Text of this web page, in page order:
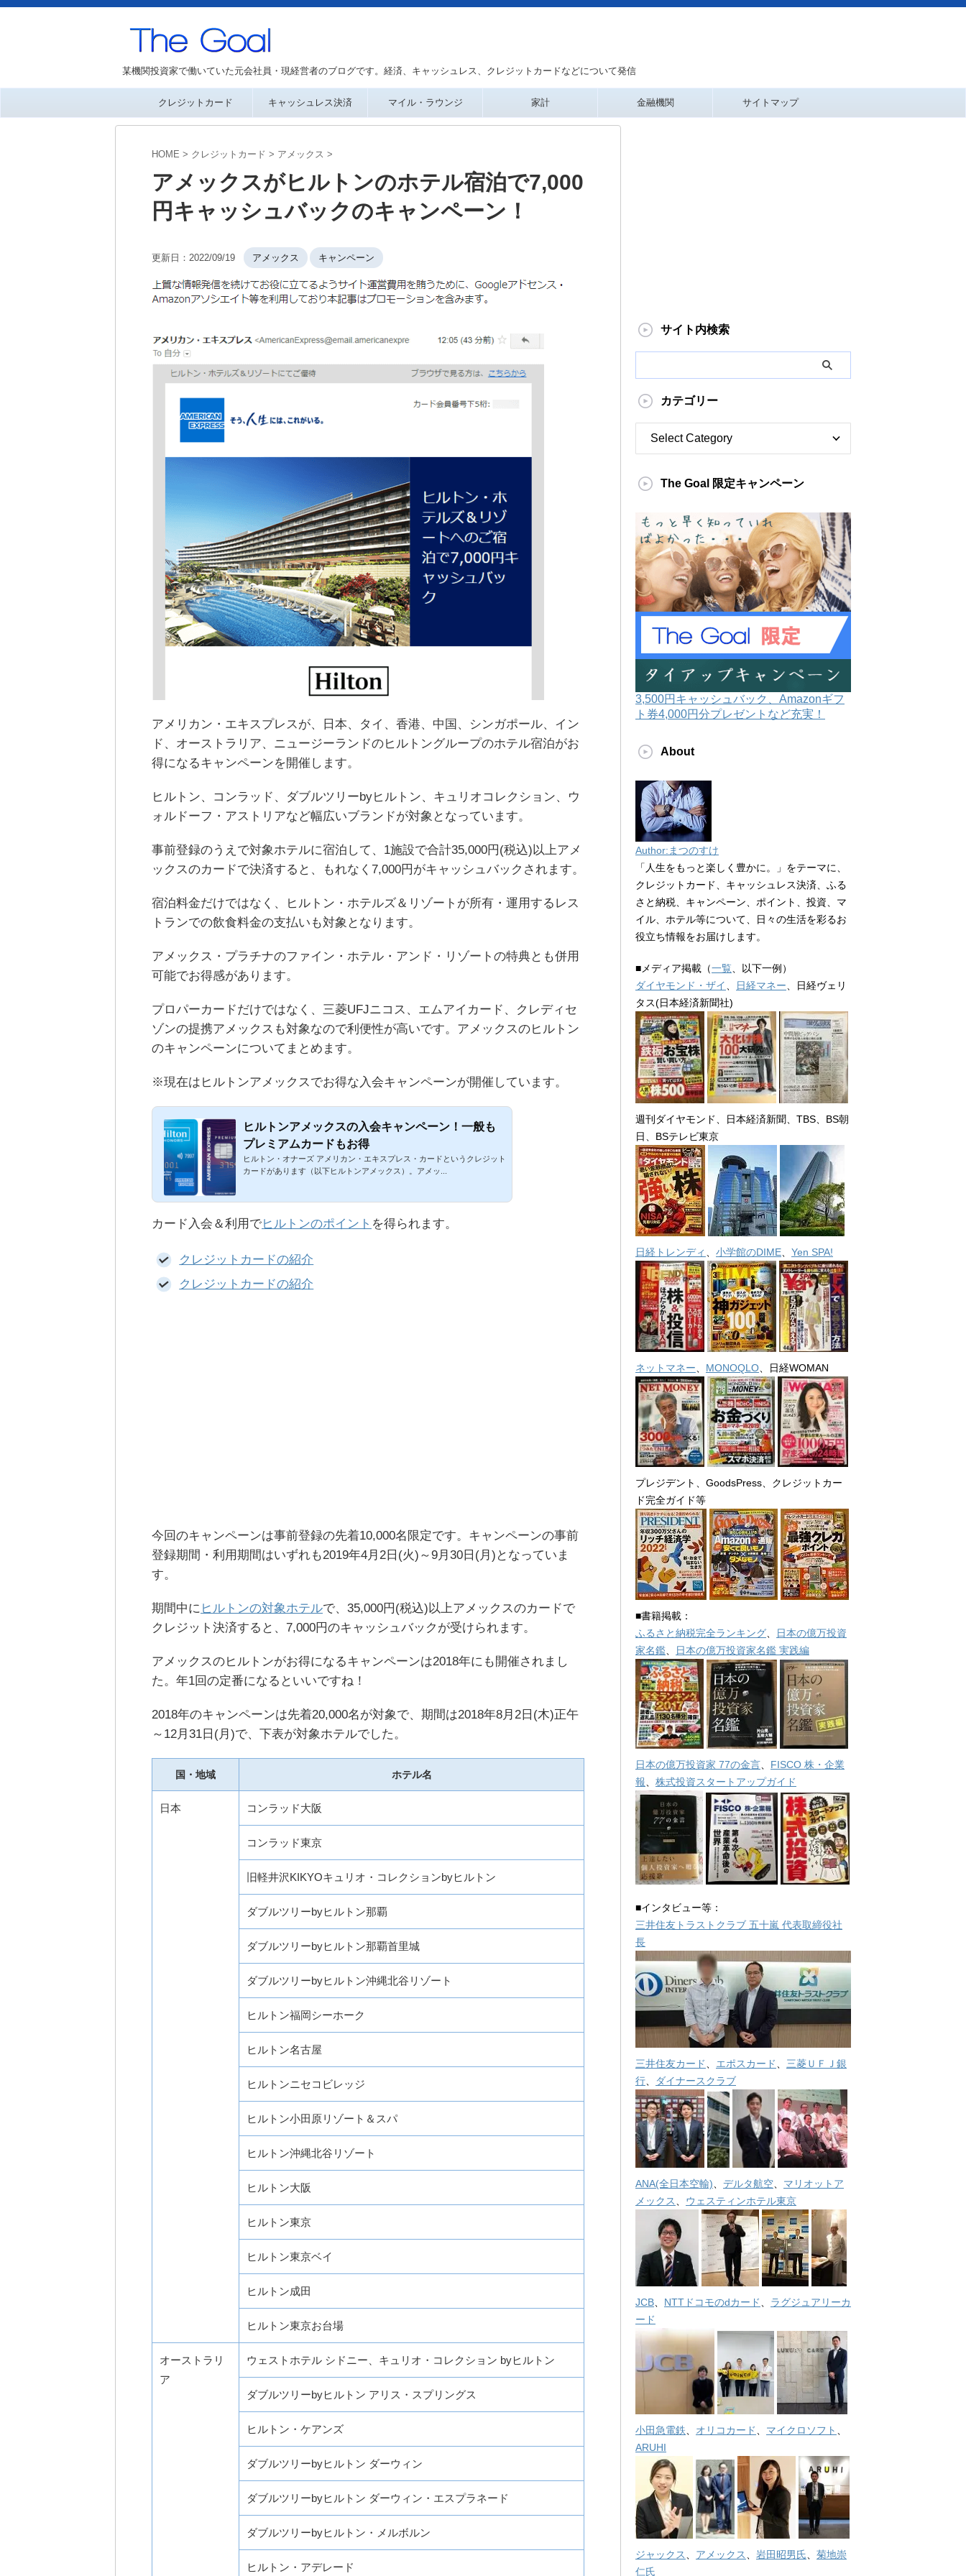
某機関投資家で働いていた元会社員・現経営者のブログです。経済、キャッシュレス、クレジットカードなどについて発信
クレジットカード キャッシュレス決済 マイル・ラウンジ 家計 金融機関 サイトマップ
HOME > クレジットカード > アメックス >
アメックスがヒルトンのホテル宿泊で7,000
円キャッシュバックのキャンペーン！
更新日： 2022/09/19 アメックス キャンペーン
アメリカン・エキスプレスが、日本、タイ、香港、中国、シンガポール、イン
ド、オーストラリア、ニュージーランドのヒルトングループのホテル宿泊がお
得になるキャンペーンを開催します。
ヒルトン、コンラッド、ダブルツリーbyヒルトン、キュリオコレクション、ウ
ォルドーフ・アストリアなど幅広いブランドが対象となっています。
事前登録のうえで対象ホテルに宿泊して、1施設で合計35,000円(税込)以上アメ
ックスのカードで決済すると、もれなく7,000円がキャッシュバックされます。
宿泊料金だけではなく、ヒルトン・ホテルズ＆リゾートが所有・運用するレス
トランでの飲食料金の支払いも対象となります。
アメックス・プラチナのファイン・ホテル・アンド・リゾートの特典とも併用
可能でお得感があります。
プロパーカードだけではなく、三菱UFJニコス、エムアイカード、クレディセ
ゾンの提携アメックスも対象なので利便性が高いです。アメックスのヒルトン
のキャンペーンについてまとめます。
※現在はヒルトンアメックスでお得な入会キャンペーンが開催しています。
ヒルトンアメックスの入会キャンペーン！一般も
プレミアムカードもお得
ヒルトン・オナーズ アメリカン・エキスプレス・カードというクレジット
カードがあります（以下ヒルトンアメックス）。アメッ...
カード入会＆利用でヒルトンのポイント を得られます。
クレジットカードの紹介
クレジットカードの紹介
今回のキャンペーンは事前登録の先着10,000名限定です。キャンペーンの事前
登録期間・利用期間はいずれも2019年4月2日(火)～9月30日(月)となっていま
す。
期間中に ヒルトンの対象ホテルで、35,000円(税込)以上アメックスのカードで
クレジット決済すると、7,000円のキャッシュバックが受けられます。
アメックスのヒルトンがお得になるキャンペーンは2018年にも開催されまし
た。年1回の定番になるといいですね！
2018年のキャンペーンは先着20,000名が対象で、期間は2018年8月2日(木)正午
～12月31日(月)で、下表が対象ホテルでした。
国・地域 ホテル名
日本 コンラッド大阪
コンラッド東京
旧軽井沢KIKYOキュリオ・コレクションbyヒルトン
ダブルツリーbyヒルトン那覇
ダブルツリーbyヒルトン那覇首里城
ダブルツリーbyヒルトン沖縄北谷リゾート
ヒルトン福岡シーホーク
ヒルトン名古屋
ヒルトンニセコビレッジ
ヒルトン小田原リゾート＆スパ
ヒルトン沖縄北谷リゾート
ヒルトン大阪
ヒルトン東京
ヒルトン東京ベイ
ヒルトン成田
ヒルトン東京お台場
オーストラリ
ア
ウェストホテル シドニー、キュリオ・コレクション byヒルトン
ダブルツリーbyヒルトン アリス・スプリングス
ヒルトン・ケアンズ
ダブルツリーbyヒルトン ダーウィン
ダブルツリーbyヒルトン ダーウィン・エスプラネード
ダブルツリーbyヒルトン・メルボルン
ヒルトン・アデレード
サイト内検索
カテゴリー
The Goal 限定キャンペーン
3,500円キャッシュバック、Amazonギフ
ト券4,000円分プレゼントなど充実！
About
Author:まつのすけ
「人生をもっと楽しく豊かに。」をテーマに、
クレジットカード、キャッシュレス決済、ふる
さと納税、キャンペーン、ポイント、投資、マ
イル、ホテル等について、日々の生活を彩るお
役立ち情報をお届けします。
■メディア掲載（一覧 、以下一例）
ダイヤモンド・ザイ
日経マネー 、日経ヴェリ
タス(日本経済新聞社)
週刊ダイヤモンド、日本経済新聞、TBS、BS朝
日、BSテレビ東京
日経トレンディ 小学館のDIME Yen SPA!
ネットマネー MONOQLO 、日経WOMAN
プレジデント、GoodsPress、クレジットカー
ド完全ガイド等
■書籍掲載：
ふるさと納税完全ランキング、
日本の億万投資
家名鑑、 日本の億万投資家名鑑 実践編
日本の億万投資家 77の金言、 FISCO 株・企業
報、 株式投資スタートアップガイド
■インタビュー等：
三井住友トラストクラブ 五十嵐 代表取締役社
長
三井住友カード エポスカード
三菱ＵＦＪ銀
行
ダイナースクラブ
ANA(全日本空輸) デルタ航空
マリオットア
メックス
ウェスティンホテル東京
JCB NTTドコモのdカード
ラグジュアリーカ
ード
小田急電鉄 オリコカード マイクロソフト
ARUHI
ジャックス アメックス 岩田昭男氏
菊地崇
仁氏